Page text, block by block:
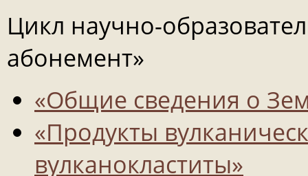
Цикл научно-
абонемент»
«Общие сведения о
«Продукты
вулканокластиты»